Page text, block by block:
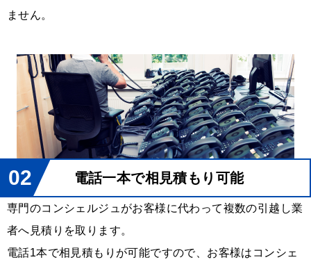
ません。
02 電話一本で相見積もり可能
専門のコンシェルジュがお客様に代わって複数の引越し業
者へ見積りを取ります。
電話1本で相見積もりが可能ですので、お客様はコンシェ